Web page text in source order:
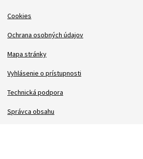
Cookies
Ochrana osobných údajov
Mapa stránky
Vyhlásenie o prístupnosti
Technická podpora
Správca obsahu